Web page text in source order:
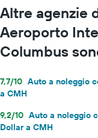
Altre agenzie
Aeroporto
Columbus
7,7/10 Auto a noleggio
a CMH
9,2/10 Auto a noleggio
Dollar a CMH